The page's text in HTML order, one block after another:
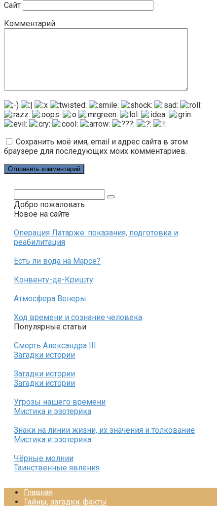
Сайт
Комментарий
Сохранить моё имя, email и адрес сайта в этом
браузере для последующих моих комментариев.
Добро пожаловать
Новое на сайте
Операция Латарже: показания, подготовка и
реабилитация
Есть ли вода на Марсе?
Конвенту-де-Кришту
Атмосфера Венеры
Ход времени и сознание человека
Популярные статьи
Смерть Александра III
Загадки истории
Загадки истории
Загадки истории
Угрозы нашего времени
Мистика и эзотерика
Знаки на линии жизни, их значения и толкование
Мистика и эзотерика
Чёрные молнии
Таинственные явления
Главная
Тайны, загадки, факты